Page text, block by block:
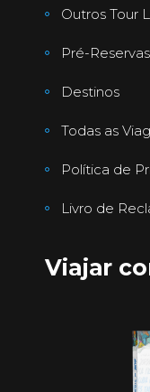
Outros Tour
Pré-
Destinos
Todas as
Política de
Livro de
Viajar